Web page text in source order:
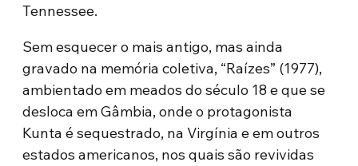
Tennessee.
Sem esquecer o mais antigo, mas ainda
gravado na memória coletiva, “Raízes” (1977),
ambientado em meados do século 18 e que se
desloca em Gâmbia, onde o protagonista
Kunta é sequestrado, na Virgínia e em outros
estados americanos, nos quais são revividas